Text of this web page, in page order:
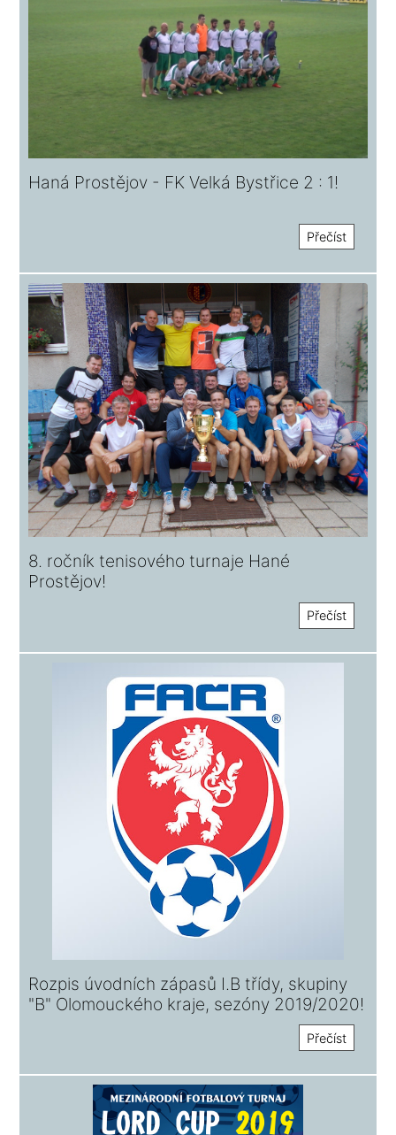
Haná Prostějov - FK Velká Bystřice 2 : 1!
Přečíst
8. ročník tenisového turnaje Hané
Prostějov!
Přečíst
Rozpis úvodních zápasů I.B třídy, skupiny
"B" Olomouckého kraje, sezóny 2019/2020!
Přečíst